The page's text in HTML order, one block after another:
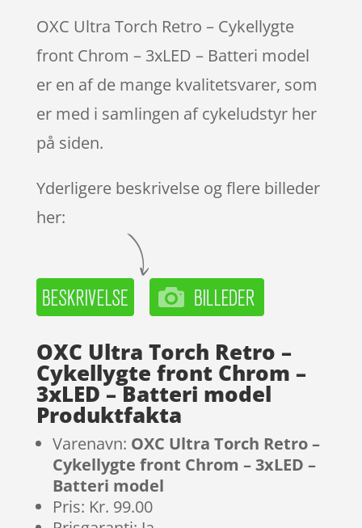
OXC Ultra Torch Retro – Cykellygte
front Chrom – 3xLED – Batteri model
er en af de mange kvalitetsvarer, som
er med i samlingen af cykeludstyr her
på siden.
Yderligere beskrivelse og flere billeder
her:
OXC Ultra Torch Retro –
Cykellygte front Chrom –
3xLED – Batteri model
Produktfakta
Varenavn: OXC Ultra Torch Retro –
Cykellygte front Chrom – 3xLED –
Batteri model
Pris: Kr. 99.00